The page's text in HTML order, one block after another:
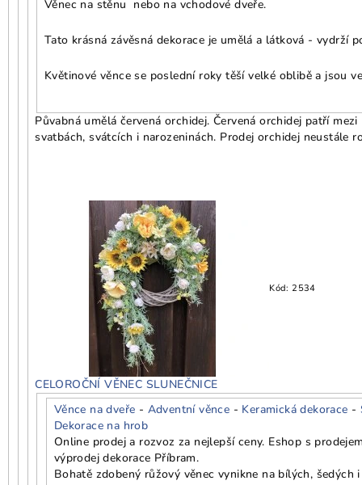
Věnec na stěnu nebo na vchodové dveře.
Tato krásná závěsná dekorace je umělá a látková - vydrží
Květinové věnce se poslední roky těší velké oblibě a jsou
Půvabná umělá červená orchidej. Červená orchidej patří
svatbách, svátcích i narozeninách. Prodej orchidej neustále
Kód: 2534
CELOROČNÍ VĚNEC SLUNEČNICE
Věnce na dveře - Adventní věnce - Keramická dekorace -
Dekorace na hrob
Online prodej a rozvoz za nejlepší ceny. Eshop s
výprodej dekorace Příbram.
Bohatě zdobený růžový věnec vynikne na bílých, šedých